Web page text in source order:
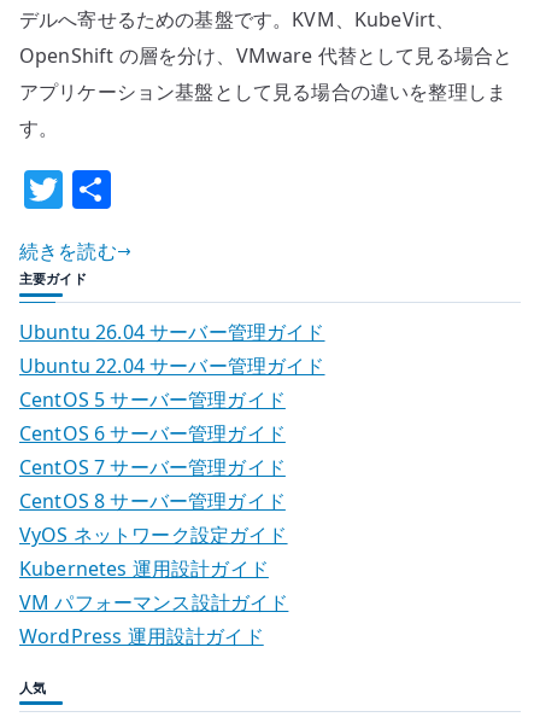
う
見
か
–
Kubernetes
上
VM
を
扱
う
意
味
VMware
代
替
の
限
界
の
デルへ寄せるための基盤です。KVM、KubeVirt、
OpenShift の層を分け、VMware 代替として見る場合と
アプリケーション基盤として見る場合の違いを整理しま
す。
T
w
it
te
r
続きを読む
主要ガイド
Ubuntu 26.04 サーバー管理ガイド
Ubuntu 22.04 サーバー管理ガイド
CentOS 5 サーバー管理ガイド
CentOS 6 サーバー管理ガイド
CentOS 7 サーバー管理ガイド
CentOS 8 サーバー管理ガイド
VyOS ネットワーク設定ガイド
Kubernetes 運用設計ガイド
VM パフォーマンス設計ガイド
WordPress 運用設計ガイド
人気